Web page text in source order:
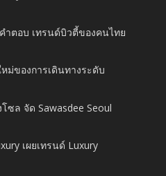
ำตอบ เทรนด์บิวตี้ของคนไทย
ม่ของการเดินทางระดับ
ซล จัด Sawasdee Seoul
เผยเทรนด์ Luxury